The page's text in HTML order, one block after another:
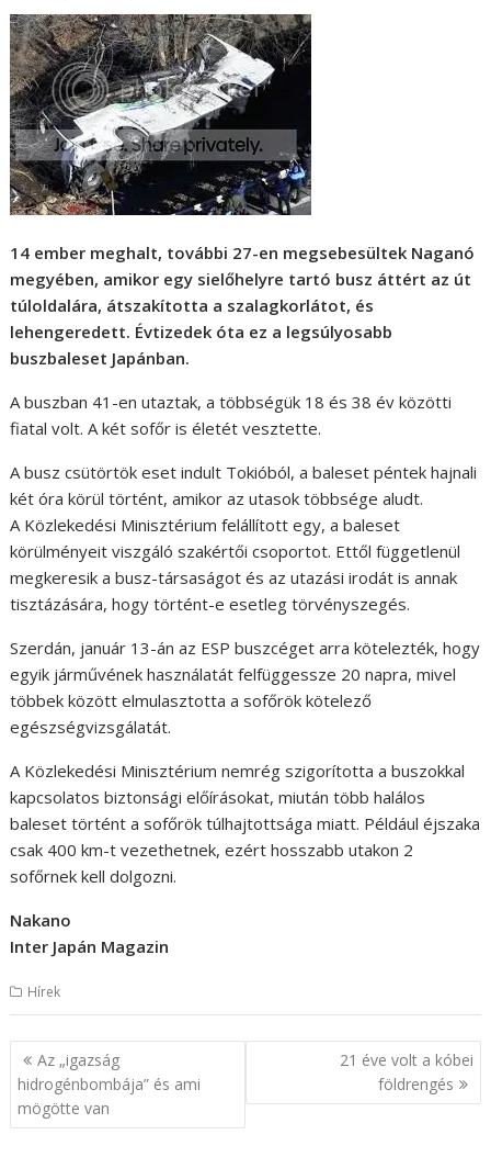
14 ember meghalt, további 27-en megsebesültek Naganó
megyében, amikor egy sielőhelyre tartó busz áttért az út
túloldalára, átszakította a szalagkorlátot, és
lehengeredett. Évtizedek óta ez a legsúlyosabb
buszbaleset Japánban.
A buszban 41-en utaztak, a többségük 18 és 38 év közötti
fiatal volt. A két sofőr is életét vesztette.
A busz csütörtök eset indult Tokióból, a baleset péntek hajnali
két óra körül történt, amikor az utasok többsége aludt.
A Közlekedési Minisztérium felállított egy, a baleset
körülményeit viszgáló szakértői csoportot. Ettől függetlenül
megkeresik a busz-társaságot és az utazási irodát is annak
tisztázására, hogy történt-e esetleg törvényszegés.
Szerdán, január 13-án az ESP buszcéget arra kötelezték, hogy
egyik járművének használatát felfüggessze 20 napra, mivel
többek között elmulasztotta a sofőrök kötelező
egészségvizsgálatát.
A Közlekedési Minisztérium nemrég szigorította a buszokkal
kapcsolatos biztonsági előírásokat, miután több halálos
baleset történt a sofőrök túlhajtottsága miatt. Például éjszaka
csak 400 km-t vezethetnek, ezért hosszabb utakon 2
sofőrnek kell dolgozni.
Nakano
Inter Japán Magazin
Hírek
B
e
Az „igazság
hidrogénbombája” és ami
mögötte van
21 éve volt a kóbei
földrengés